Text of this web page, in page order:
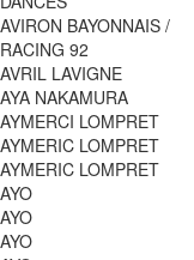
AVIRON BAYONNAIS /
RACING 92
AVRIL LAVIGNE
AYA NAKAMURA
AYMERCI LOMPRET
AYMERIC LOMPRET
AYMERIC LOMPRET
AYO
AYO
AYO